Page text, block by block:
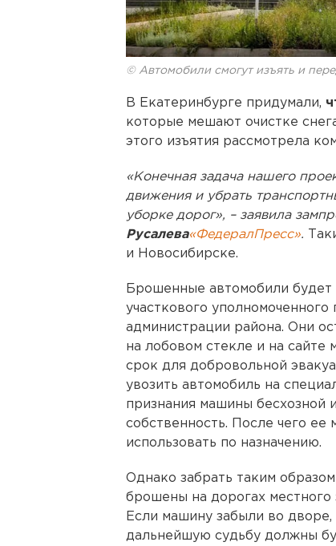
© Автомобили смогут изъять и
В Екатеринбурге придумали,
которые мешают очистке
этого изъятия рассмотрела
«Конечная задача нашего
движения и убрать
уборке дорог», – заявила
Русалева«ФедералПресс».
и Новосибирске.
Брошенные автомобили будет
участкового
администрации района. Они
на лобовом стекле и на сайте
срок для добровольной
увозить автомобиль на
признания машины бесхозной
собственность. После чего ее
использовать по назначению.
Однако забрать таким
брошены на дорогах местного
Если машину забыли во дворе,
дальнейшую судьбу должны